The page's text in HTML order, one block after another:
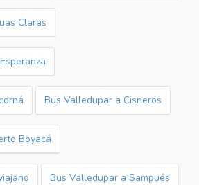
Claras
Bus Valledupar a Cisneros
Boyacá
Bus Valledupar a Sampués